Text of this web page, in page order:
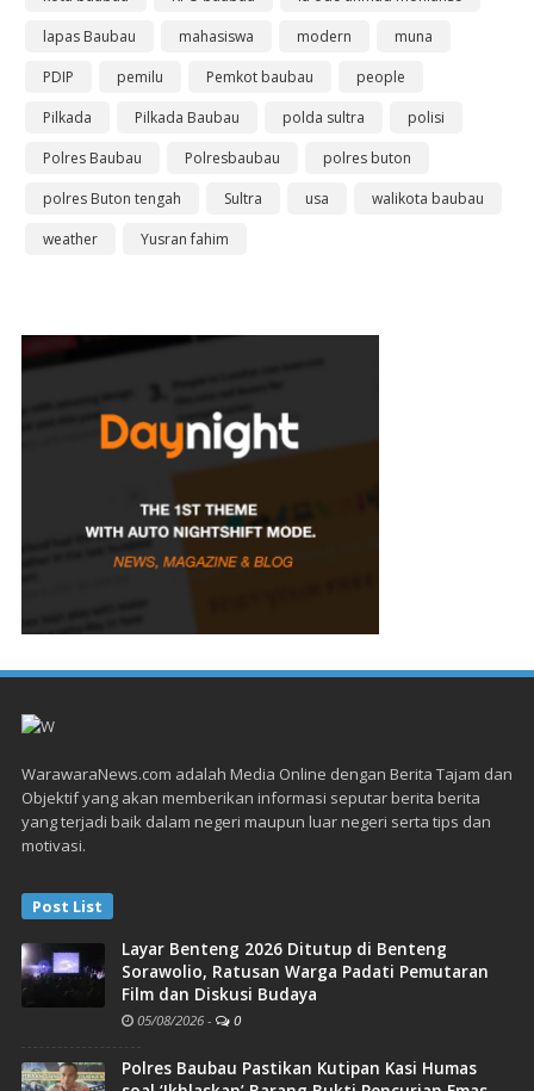
lapas Baubau
mahasiswa modern
muna
PDIP
pemilu Pemkot baubau
people
Pilkada
Pilkada Baubau polda sultra
polisi
Polres Baubau
Polresbaubau
polres buton
polres Buton tengah
Sultra usa
walikota baubau
weather
Yusran fahim
WarawaraNews.com adalah Media Online dengan Berita Tajam dan
Objektif yang akan memberikan informasi seputar berita berita
yang terjadi baik dalam negeri maupun luar negeri serta tips dan
motivasi.
Post List
Layar Benteng 2026 Ditutup di Benteng
Sorawolio, Ratusan Warga Padati Pemutaran
Film dan Diskusi Budaya
05/08/2026 - 0
Polres Baubau Pastikan Kutipan Kasi Humas